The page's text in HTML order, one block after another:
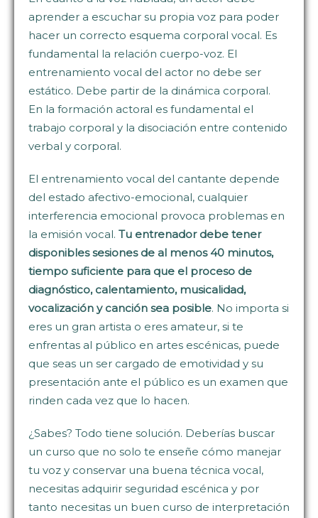
aprender a escuchar su propia voz para poder
hacer un correcto esquema corporal vocal. Es
fundamental la relación cuerpo-voz. El
entrenamiento vocal del actor no debe ser
estático. Debe partir de la dinámica corporal.
En la formación actoral es fundamental el
trabajo corporal y la disociación entre contenido
verbal y corporal.
El entrenamiento vocal del cantante depende
del estado afectivo-emocional, cualquier
interferencia emocional provoca problemas en
la emisión vocal. Tu entrenador debe tener
disponibles sesiones de al menos 40 minutos,
tiempo suficiente para que el proceso de
diagnóstico, calentamiento, musicalidad,
vocalización y canción sea posible. No importa si
eres un gran artista o eres amateur, si te
enfrentas al público en artes escénicas, puede
que seas un ser cargado de emotividad y su
presentación ante el público es un examen que
rinden cada vez que lo hacen.
¿Sabes? Todo tiene solución. Deberías buscar
un curso que no solo te enseñe cómo manejar
tu voz y conservar una buena técnica vocal,
necesitas adquirir seguridad escénica y por
tanto necesitas un buen curso de interpretación